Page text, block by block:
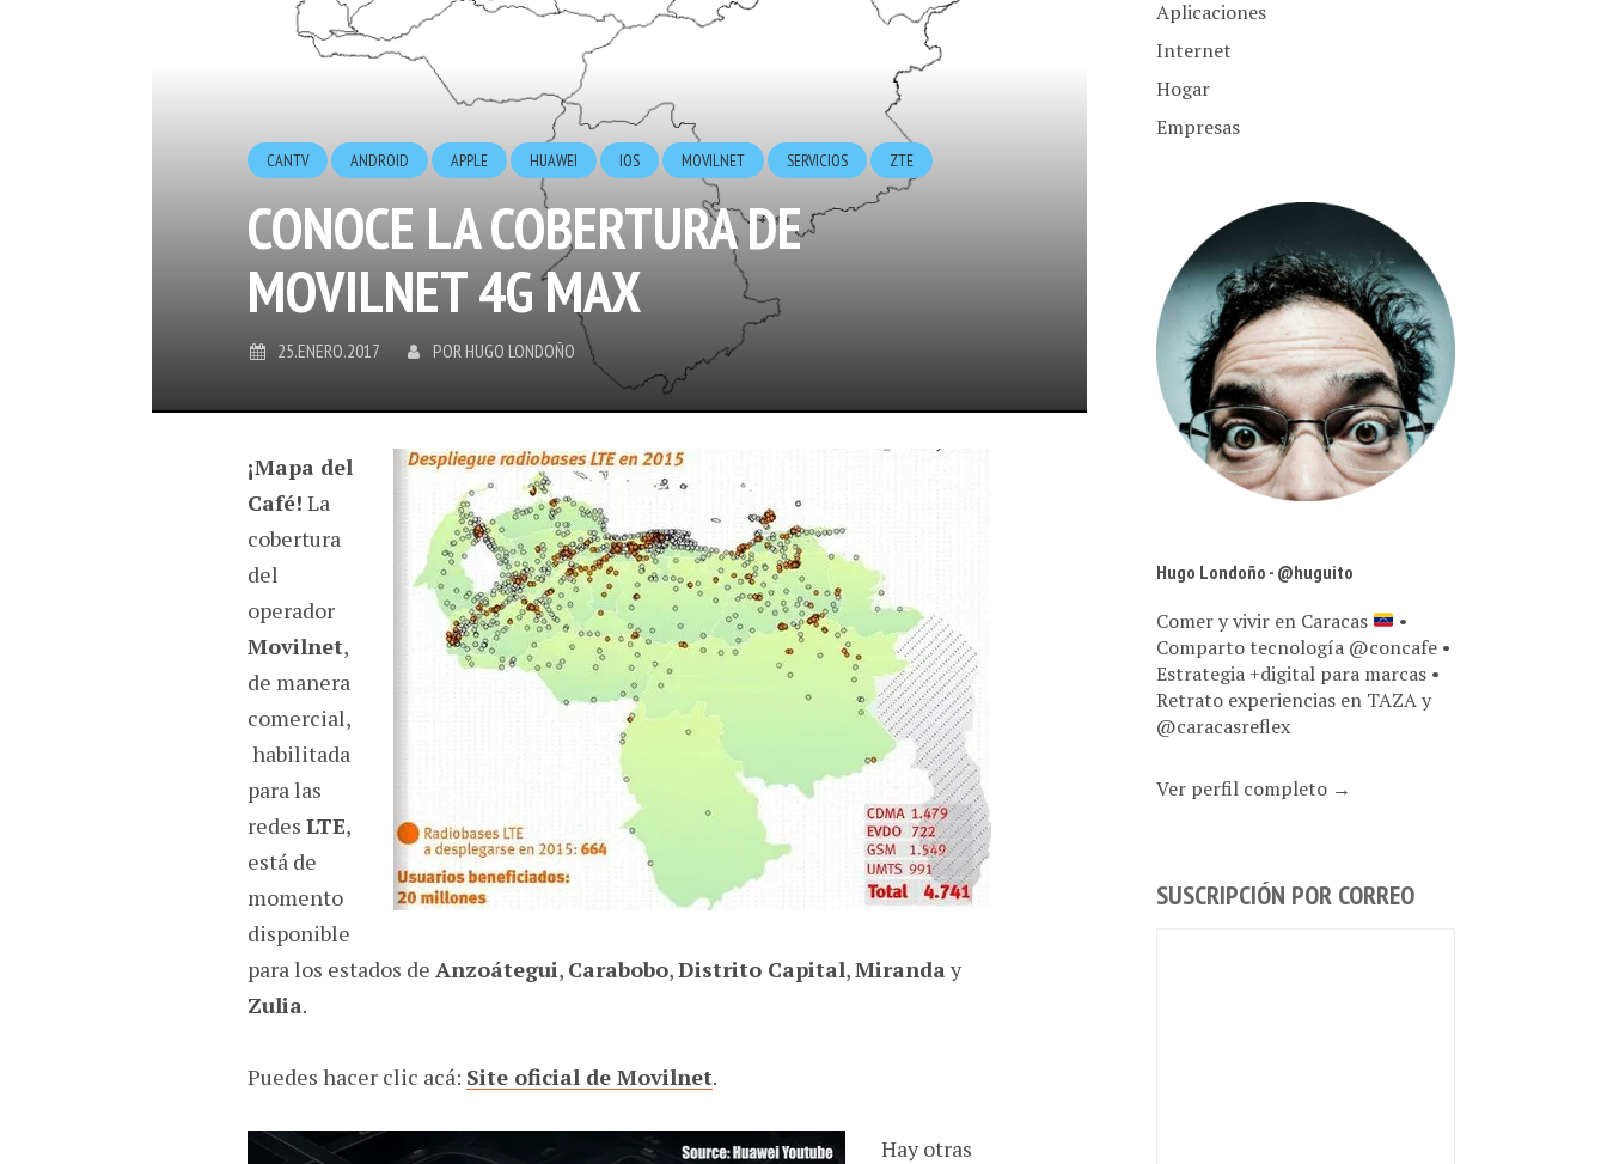
CANTV ANDROID APPLE HUAWEI IOS MOVILNET SERVICIOS ZTE
CONOCE LA COBERTURA DE
MOVILNET 4G MAX
25.ENERO.2017 POR HUGO LONDOÑO
¡Mapa del
Café! La
cobertura
del
operador
Movilnet,
de manera
comercial,
habilitada
para las
redes LTE,
está de
momento
disponible
para los estados de Anzoátegui, Carabobo,Distrito Capital,Miranda y
Zulia.
Puedes hacer clic acá: Site oficial de Movilnet.
Hay otras
Aplicaciones
Internet
Hogar
Empresas
Hugo Londoño - @huguito
Comer y vivir en Caracas
•
Comparto tecnología @concafe •
Estrategia +digital para marcas •
Retrato experiencias en TAZA y
@caracasreflex
Ver perfil completo →
SUSCRIPCIÓN POR CORREO